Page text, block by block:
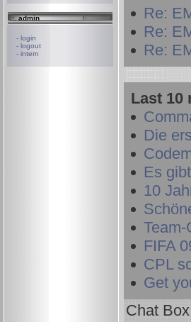
.:. admin
- login
- logout
- intern
Re:
Re:
Re:
Last 10
Die
Es
10
FIFA
CPL
Get
Chat Box